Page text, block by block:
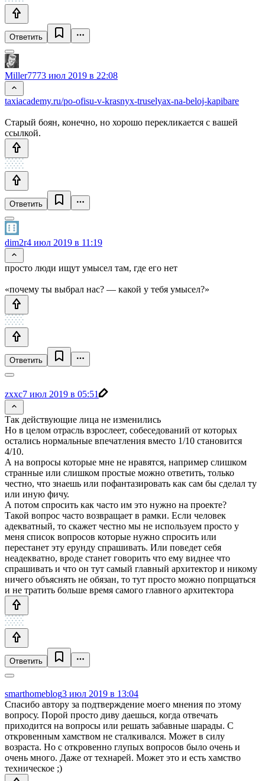
Ответить
Miller7773 июл 2019 в 22:08
taxiacademy.ru/po-ofisu-v-krasnyx-truselyax-na-beloj-kapibare
Старый боян, конечно, но хорошо перекликается с вашей
ссылкой.
Ответить
dim2r4 июл 2019 в 11:19
просто люди ищут умысел там, где его нет
«почему ты выбрал нас? — какой у тебя умысел?»
Ответить
zxxc7 июл 2019 в 05:51
Так действующие лица не изменились
Но в целом отрасль взрослеет, собеседований от которых
остались нормальные впечатления вместо 1/10 становится
4/10.
А на вопросы которые мне не нравятся, например слишком
странные или слишком простые можно ответить, только
честно, что знаешь или пофантазировать как сам бы сделал ту
или иную фичу.
А потом спросить как часто им это нужно на проекте?
Такой вопрос часто возвращает в рамки. Если человек
адекватный, то скажет честно мы не используем просто у
меня список вопросов которые нужно спросить или
перестанет эту ерунду спрашивать. Или поведет себя
неадекватно, вроде станет говорить что ему виднее что
спрашивать и что он тут самый главный архитектор и никому
ничего объяснять не обязан, то тут просто можно попрщаться
и не тратить больше время самого главного архитектора
Ответить
smarthomeblog3 июл 2019 в 13:04
Спасибо автору за подтверждение моего мнения по этому
вопросу. Порой просто диву даешься, когда отвечать
приходится на вопросы или решать забавные шарады. С
откровенным хамством не сталкивался. Может в силу
возраста. Но с откровенно глупых вопросов было очень и
очень много. Даже от технарей. Может это и есть хамство
техническое ;)